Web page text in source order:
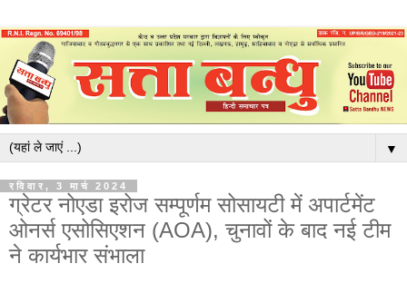
▼
रविवार, 3 मार्च 2024
ग्रेटर नोएडा इरोज सम्पूर्णम सोसायटी में अपार्टमेंट
ओनर्स एसोसिएशन (AOA), चुनावों के बाद नई टीम
ने कार्यभार संभाला